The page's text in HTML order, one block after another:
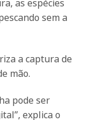
as espécies
sem a
a captura de
mão.
pode ser
explica o